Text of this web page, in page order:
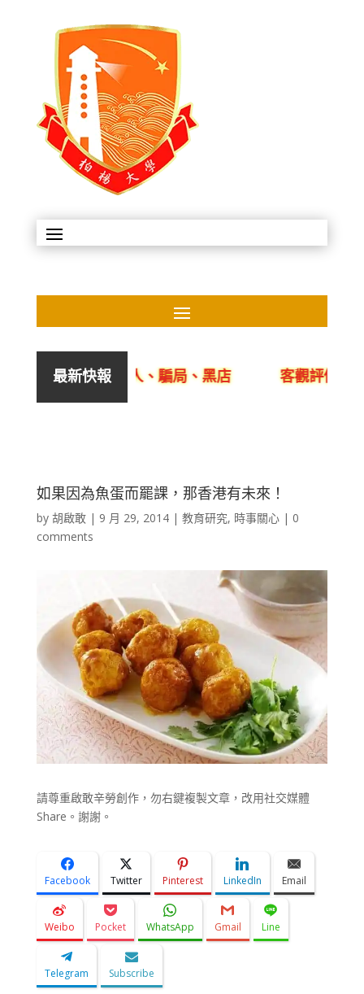
最新快報
銷售、呃人、騙局、黑店 客觀評價YYLam林溢
如果因為魚蛋而罷課，那香港有未來！
by 胡啟敢| 9 月 29, 2014| 教育研究, 時事關心| 0
comments
請尊重啟敢辛勞創作，勿右鍵複製文章，改用社交媒體
Share。謝謝。
Facebook Twitter Pinterest LinkedIn Email
Weibo Pocket WhatsApp Gmail Line
Telegram Subscribe